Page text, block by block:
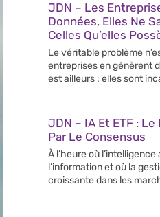
JDN – Les
Données, Elles Ne
Celles Qu’elles
Le véritable problème
entreprises en génèrent
est ailleurs : elles sont
JDN – IA Et ETF :
Par Le Consensus
À l’heure où
l’information et où la
croissante dans les